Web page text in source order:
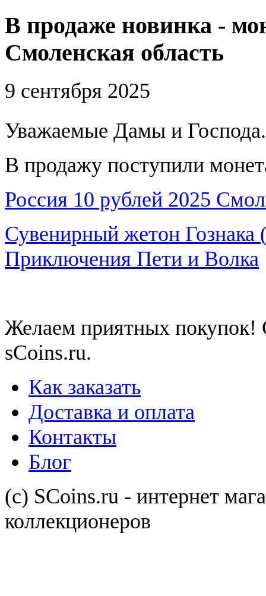
В продаже новинка -
Смоленская область
9 сентября 2025
Уважаемые Дамы и Господа.
В продажу поступили
Россия 10 рублей 2025
Сувенирный жетон Гознака
Приключения Пети и Волка
Желаем приятных покупок!
sСoins.ru.
Как заказать
Доставка и оплата
Контакты
Блог
(с) SCoins.ru - интернет
коллекционеров